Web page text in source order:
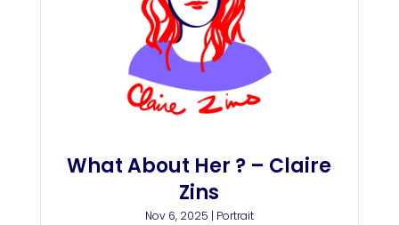
What About Her ? – Claire
Zins
Nov 6, 2025 | Portrait